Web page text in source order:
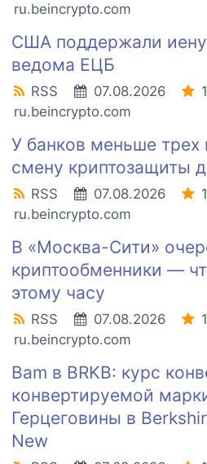
ru.beincrypto.com
США поддержали иену
ведома ЕЦБ
RSS 07.08.2026 1
ru.beincrypto.com
У банков меньше трех
смену криптозащиты
RSS 07.08.2026 1
ru.beincrypto.com
В «Москва-Сити»
криптообменники —
этому часу
RSS 07.08.2026 1
ru.beincrypto.com
Bam в BRKB: курс
конвертируемой
Герцеговины в
New